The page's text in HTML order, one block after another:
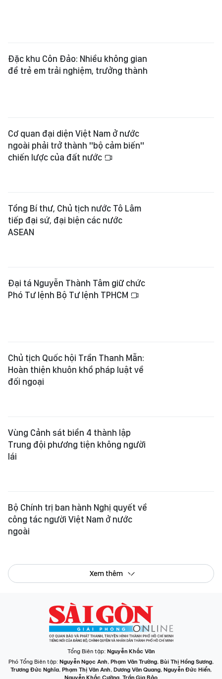
Đặc khu Côn Đảo: Nhiều không gian
để trẻ em trải nghiệm, trưởng thành
Cơ quan đại diện Việt Nam ở nước
ngoài phải trở thành "bộ cảm biến"
chiến lược của đất nước
Tổng Bí thư, Chủ tịch nước Tô Lâm
tiếp đại sứ, đại biện các nước
ASEAN
Đại tá Nguyễn Thành Tâm giữ chức
Phó Tư lệnh Bộ Tư lệnh TPHCM
Chủ tịch Quốc hội Trần Thanh Mẫn:
Hoàn thiện khuôn khổ pháp luật về
đối ngoại
Vùng Cảnh sát biển 4 thành lập
Trung đội phương tiện không người
lái
Bộ Chính trị ban hành Nghị quyết về
công tác người Việt Nam ở nước
ngoài
Xem thêm
Tổng Biên tập: Nguyễn Khắc Văn
Phó Tổng Biên tập: Nguyễn Ngọc Anh, Phạm Văn Trường, Bùi Thị Hồng Sương,
Trương Đức Nghĩa, Phạm Thị Vân Anh, Dương Văn Quang, Nguyễn Đức Hiển,